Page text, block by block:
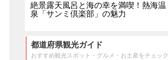
絶景露天風呂と海の幸を満喫！熱海温
泉「サンミ倶楽部」の魅力
都道府県観光ガイド
おすすめ観光スポット・グルメ・お土産をチェック